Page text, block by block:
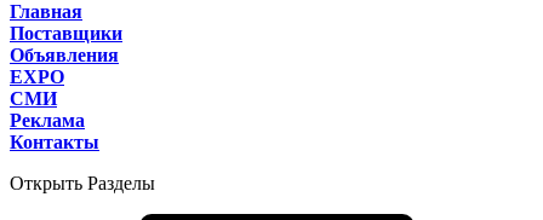
Главная
Поставщики
Объявления
EXPO
СМИ
Реклама
Контакты
Открыть Разделы